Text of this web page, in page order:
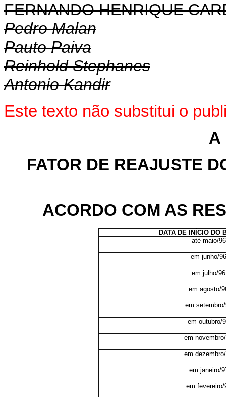
FERNANDO HENRIQUE
Pedro Malan
Pauto Paiva
Reinhold Stephanes
Antonio Kandir
Este texto não substitui o
A
FATOR DE REAJUSTE
ACORDO COM AS
DATA DE INÍCIO DO
até maio/96
em junho/96
em julho/96
em agosto/
em
em outubro/
em
em
em janeiro/
em fevereiro/